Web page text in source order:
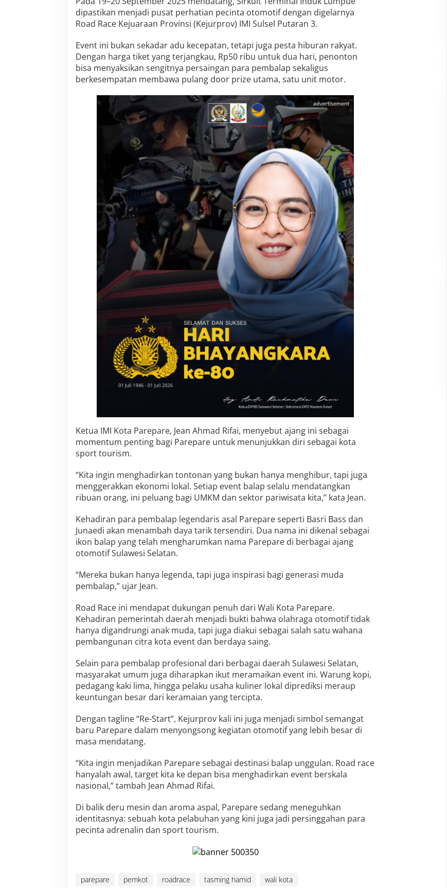
s
e
P
u
a
r
3
,
P
r
p
a
r
d
i
M
a
t
S
p
dipastikan menjadi pusat perhatian pecinta otomotif dengan digelarnya
Road Race Kejuaraan Provinsi (Kejurprov) IMI Sulsel Putaran 3.
Event ini bukan sekadar adu kecepatan, tetapi juga pesta hiburan rakyat.
Dengan harga tiket yang terjangkau, Rp50 ribu untuk dua hari, penonton
bisa menyaksikan sengitnya persaingan para pembalap sekaligus
berkesempatan membawa pulang door prize utama, satu unit motor.
Ketua IMI Kota Parepare, Jean Ahmad Rifai, menyebut ajang ini sebagai
momentum penting bagi Parepare untuk menunjukkan diri sebagai kota
sport tourism.
“Kita ingin menghadirkan tontonan yang bukan hanya menghibur, tapi juga
menggerakkan ekonomi lokal. Setiap event balap selalu mendatangkan
ribuan orang, ini peluang bagi UMKM dan sektor pariwisata kita,” kata Jean.
Kehadiran para pembalap legendaris asal Parepare seperti Basri Bass dan
Junaedi akan menambah daya tarik tersendiri. Dua nama ini dikenal sebagai
ikon balap yang telah mengharumkan nama Parepare di berbagai ajang
otomotif Sulawesi Selatan.
“Mereka bukan hanya legenda, tapi juga inspirasi bagi generasi muda
pembalap,” ujar Jean.
Road Race ini mendapat dukungan penuh dari Wali Kota Parepare.
Kehadiran pemerintah daerah menjadi bukti bahwa olahraga otomotif tidak
hanya digandrungi anak muda, tapi juga diakui sebagai salah satu wahana
pembangunan citra kota event dan berdaya saing.
Selain para pembalap profesional dari berbagai daerah Sulawesi Selatan,
masyarakat umum juga diharapkan ikut meramaikan event ini. Warung kopi,
pedagang kaki lima, hingga pelaku usaha kuliner lokal diprediksi meraup
keuntungan besar dari keramaian yang tercipta.
Dengan tagline “Re-Start”, Kejurprov kali ini juga menjadi simbol semangat
baru Parepare dalam menyongsong kegiatan otomotif yang lebih besar di
masa mendatang.
“Kita ingin menjadikan Parepare sebagai destinasi balap unggulan. Road race
hanyalah awal, target kita ke depan bisa menghadirkan event berskala
nasional,” tambah Jean Ahmad Rifai.
Di balik deru mesin dan aroma aspal, Parepare sedang meneguhkan
identitasnya: sebuah kota pelabuhan yang kini juga jadi persinggahan para
pecinta adrenalin dan sport tourism.
parepare pemkot roadrace tasming hamid
wali kota
Filosopi Dunia Pendidikan Bukan
Cetak Produk Tapi Membimbing
Manusia